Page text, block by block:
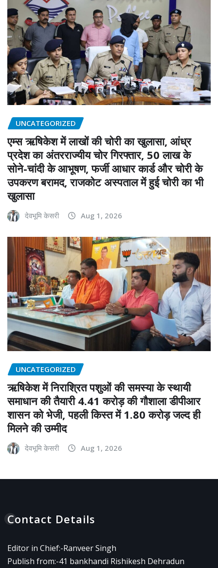
UNCATEGORIZED
एम्स ऋषिकेश में लाखों की चोरी का खुलासा, आंध्र
प्रदेश का अंतरराज्यीय चोर गिरफ्तार, 50 लाख के
सोने-चांदी के आभूषण, फर्जी आधार कार्ड और चोरी के
उपकरण बरामद, राजकोट अस्पताल में हुई चोरी का भी
खुलासा
देवभूमि केसरी Aug 1, 2026
UNCATEGORIZED
ऋषिकेश में निराश्रित पशुओं की समस्या के स्थायी
समाधान की तैयारी 4.41 करोड़ की गौशाला डीपीआर
शासन को भेजी, पहली किस्त में 1.80 करोड़ जल्द ही
मिलने की उम्मीद
देवभूमि केसरी Aug 1, 2026
Contact Details
Editor in Chief:-Ranveer Singh
Publish from:-41 bankhandi Rishikesh Dehradun